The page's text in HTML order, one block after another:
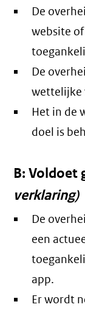
De
website
De
wettelijke
Het in de
doel is
B: Voldoet
verklaring)
De
een
app.
Er wordt